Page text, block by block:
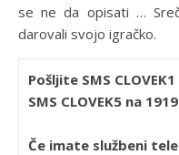
se ne da opisati …
darovali svojo igračko.
Pošljite SMS
SMS CLOVEK5 na
Če imate službeni